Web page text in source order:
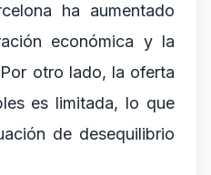
ha aumentado
económica y la
otro lado, la oferta
es limitada, lo que
de desequilibrio